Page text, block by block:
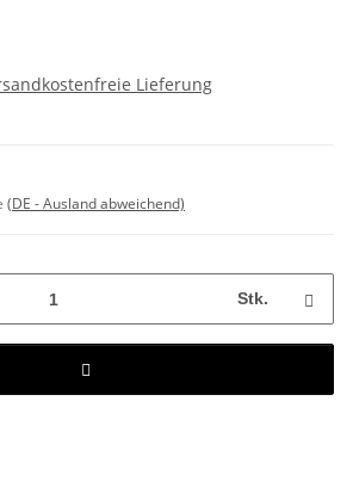
Lieferung
(DE - Ausland abweichend)
Stk.